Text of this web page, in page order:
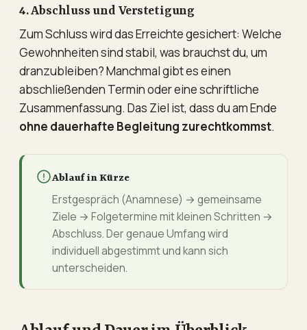
4. Abschluss und Verstetigung
Zum Schluss wird das Erreichte gesichert: Welche
Gewohnheiten sind stabil, was brauchst du, um
dranzubleiben? Manchmal gibt es einen
abschließenden Termin oder eine schriftliche
Zusammenfassung. Das Ziel ist, dass du am Ende
ohne dauerhafte Begleitung zurechtkommst.
Ablauf in Kürze
Erstgespräch (Anamnese) → gemeinsame
Ziele → Folgetermine mit kleinen Schritten →
Abschluss. Der genaue Umfang wird
individuell abgestimmt und kann sich
unterscheiden.